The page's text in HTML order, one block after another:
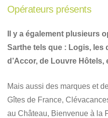
Opérateurs présents
Il y a également plusieurs
Sarthe tels que : Logis, les
d’Accor, de Louvre Hôtels,
Mais aussi des marques et
Gîtes de France,
au Château, Bienvenue à la